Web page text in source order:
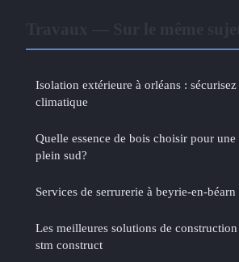
Isolation extérieure à orléans :
climatique
Quelle essence de bois choisir pour une
plein sud?
Services de serrurerie à beyrie-en-
Les meilleures solutions de
stm construct